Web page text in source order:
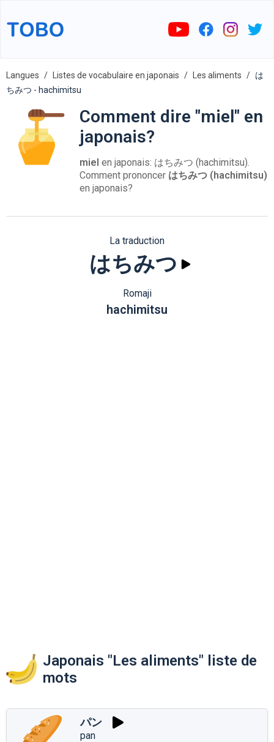
Langues Listes de vocabulaire en japonais Les aliments
は
ちみつ - hachimitsu
Comment dire "miel" en
japonais?
miel en japonais: はちみつ (hachimitsu).
Comment prononcer はちみつ (hachimitsu)
en japonais?
La traduction
はちみつ
Romaji
hachimitsu
Japonais "Les aliments" liste de
mots
パン
pan